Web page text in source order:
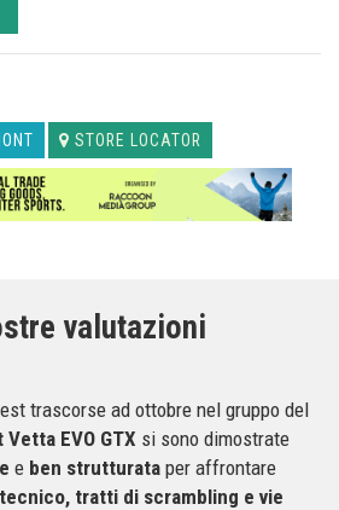
STORE LOCATOR
valutazioni
trascorse ad ottobre nel gruppo del
Vetta EVO GTX si sono dimostrate
e ben strutturata per affrontare
tratti di scrambling e vie